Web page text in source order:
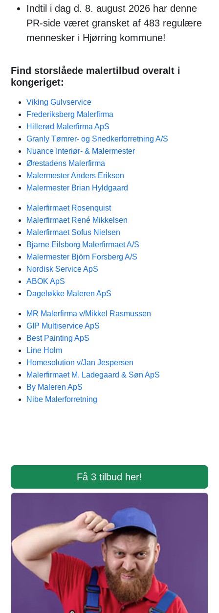
Indtil i dag d. 8. august 2026 har denne
PR-side været gransket af 483 regulære
mennesker i Hjørring kommune!
Find storslåede malertilbud overalt i
kongeriget:
Viking Gulvservice
Frederiksberg Malerfirma
Hillerød Malerfirma ApS
Granly Tømrer- og Snedkerforretning A/S
Nuance Interiør- & Malermester
Ørestadens Malerfirma
Malermester Anders Eriksen
Malermester Brian Hyldgaard
Malerfirmaet Rosenquist
Malerfirmaet René Mikkelsen
Malerfirmaet Sofus Nielsen
Bjarne Eilsborg Malerfirmaet A/S
Malermester Björn Forsberg A/S
Nordisk Service ApS
ABOK ApS
Dageløkke Maleren ApS
MR Malerfirma v/Mikkel Rasmussen
GIP Multiservice ApS
Best Painting ApS
Line Holm
Homesolution v/Jan Jespersen
Malerfirmaet M. Ladegaard & Søn ApS
By Maleren ApS
Nibe Malerforretning
Få 3 tilbud her!